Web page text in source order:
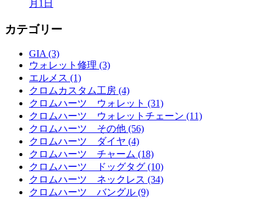
月1日
カテゴリー
GIA (3)
ウォレット修理 (3)
エルメス (1)
クロムカスタム工房 (4)
クロムハーツ ウォレット (31)
クロムハーツ ウォレットチェーン (11)
クロムハーツ その他 (56)
クロムハーツ ダイヤ (4)
クロムハーツ チャーム (18)
クロムハーツ ドッグタグ (10)
クロムハーツ ネックレス (34)
クロムハーツ バングル (9)